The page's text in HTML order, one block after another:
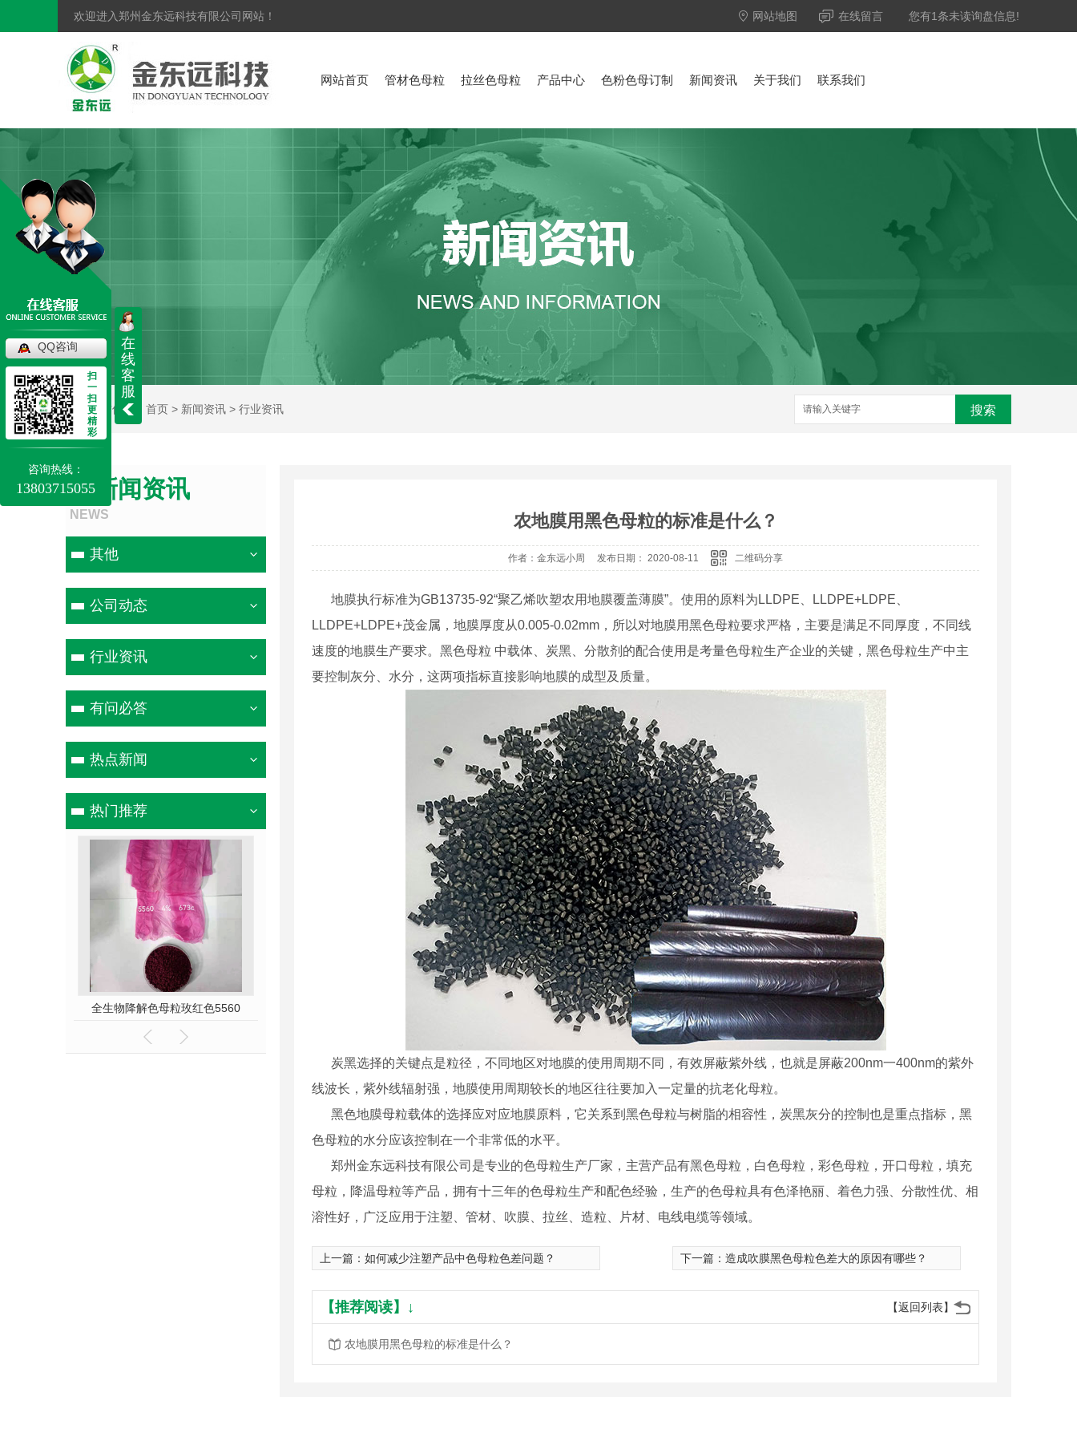
欢迎进入郑州金东远科技有限公司网站！ 网站地图 在线留言 您有1 条未读询盘信息!
网站首页 管材色母粒 拉丝色母粒 产品中心 色粉色母订制 新闻资讯 关于我们 联系我们
当前位置： 首页 > 新闻资讯 > 行业资讯 搜索
新闻资讯
NEWS
其他
公司动态
行业资讯
有问必答
热点新闻
热门推荐
全生物降解色母粒玫红色5560 全生物降解色母粒大红色5557
农地膜用黑色母粒的标准是什么？
作者：金东远小周 发布日期： 2020-08-11 二维码分享
地膜执行标准为GB13735-92“聚乙烯吹塑农用地膜覆盖薄膜”。使用的原料为LLDPE、LLDPE+LDPE、
LLDPE+LDPE+茂金属，地膜厚度从0.005-0.02mm，所以对地膜用黑色母粒要求严格，主要是满足不同厚度，不同线
速度的地膜生产要求。黑色母粒 中载体、炭黑、分散剂的配合使用是考量色母粒生产企业的关键，黑色母粒生产中主
要控制灰分、水分，这两项指标直接影响地膜的成型及质量。
炭黑选择的关键点是粒径，不同地区对地膜的使用周期不同，有效屏蔽紫外线，也就是屏蔽200nm一400nm的紫外
线波长，紫外线辐射强，地膜使用周期较长的地区往往要加入一定量的抗老化母粒。
黑色地膜母粒载体的选择应对应地膜原料，它关系到黑色母粒与树脂的相容性，炭黑灰分的控制也是重点指标，黑
色母粒的水分应该控制在一个非常低的水平。
郑州金东远科技有限公司是专业的色母粒生产厂家，主营产品有黑色母粒，白色母粒，彩色母粒，开口母粒，填充
母粒，降温母粒等产品，拥有十三年的色母粒生产和配色经验，生产的色母粒具有色泽艳丽、着色力强、分散性优、相
溶性好，广泛应用于注塑、管材、吹膜、拉丝、造粒、片材、电线电缆等领域。
上一篇： 如何减少注塑产品中色母粒色差问题？ 下一篇： 造成吹膜黑色母粒色差大的原因有哪些？
【返回列表】
【推荐阅读】↓
农地膜用黑色母粒的标准是什么？
在
线
客
服
QQ咨询
扫
一
扫
更
精
彩
咨询热线：
13803715055